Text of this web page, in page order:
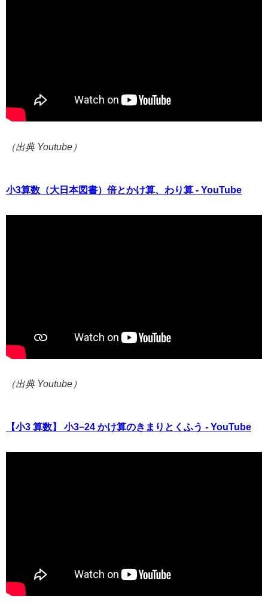
（出典 Youtube）
小3算数（大日本図書）倍とかけ算、わり算 - YouTube
（出典 Youtube）
【小3 算数】 小3−24 かけ算のきまりとくふう - YouTube